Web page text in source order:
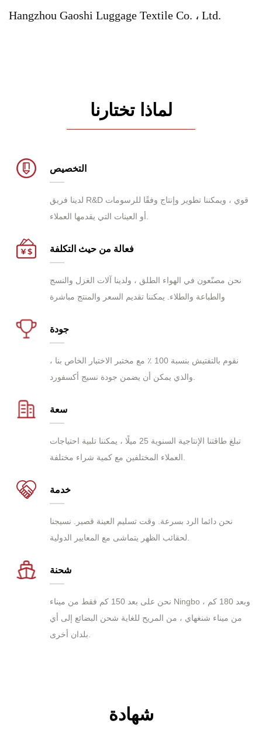
Hangzhou Gaoshi Luggage Textile Co. ، Ltd.
لماذا تختارنا
التخصيص
لدينا فريق R&D قوي ، ويمكننا تطوير وإنتاج وفقًا للرسومات
فعالة من حيث التكلفة
نحن مصنّعون في الهواء الطلق ، ولدينا آلات الغزل والنسج
والطباعة والطلاء. يمكننا تقديم السعر والمنتج مباشرة
جودة
نقوم بالتفتيش بنسبة 100 ٪ مع مختبر الاختبار الخاص بنا ،
سعة
تبلغ طاقتنا الإنتاجية السنوية 25 ميلًا ، يمكننا تلبية احتياجات
خدمة
نحن دائما الرد بسرعة. وقت تسليم العينة قصير. نسيجنا
شحنة
نحن على بعد 150 كم فقط من ميناء Ningbo ، وبعد 180 كم
من ميناء شنغهاي ، من المريح للغاية شحن البضائع إلى أي
شهادة